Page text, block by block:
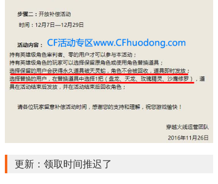
更新：领取时间推迟了